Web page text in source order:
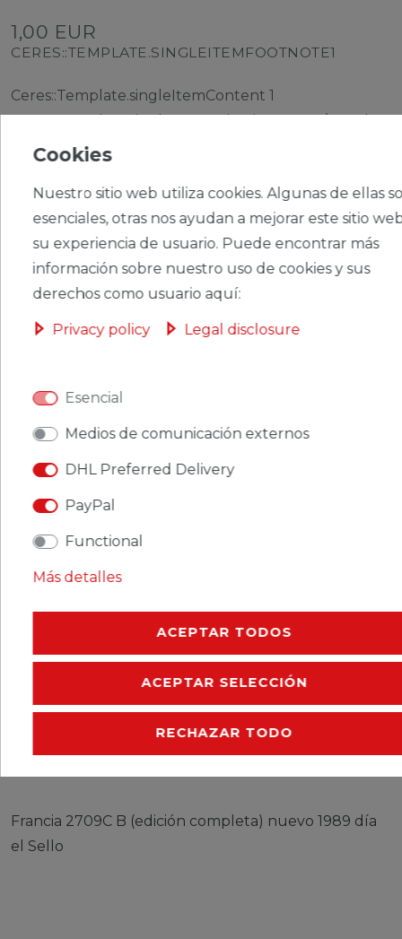
1,00 EUR
CERES::TEMPLATE.SINGLEITEMFOOTNOTE1
Ceres::Template.singleItemContent 1
Ceres::Template.singleItemUnitPrice1,00 € / Stück
CERES::TEMPLATE.SINGLEITEMADDT
OBASKET
CERES::TEMPLATE.SINGLEITEMWISHLIST
Ceres::Template.singleItemFootnote1 Ceres::Template.singleItemInclVAT
Ceres::Template.singleItemExclusive
CERES::TEMPLATE.SINGLEITEMDESCRIPTION
CERES::TEMPLATE.SINGLEITEMMOREDETAILS
Francia 2709C B (edición completa) nuevo 1989 día
el Sello
Cookies
Nuestro sitio web utiliza cookies. Algunas de ellas
esenciales, otras nos ayudan a mejorar este sitio
su experiencia de usuario. Puede encontrar más
información sobre nuestro uso de cookies y sus
derechos como usuario aquí:
Privacy policy Legal disclosure
Esencial
Medios de comunicación externos
DHL Preferred Delivery
PayPal
Functional
Más detalles
ACEPTAR TODOS
ACEPTAR SELECCIÓN
RECHAZAR TODO